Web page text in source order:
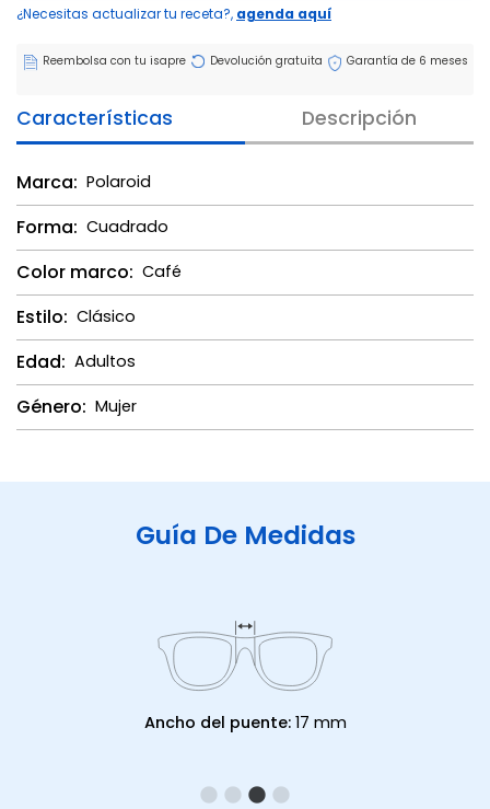
¿Necesitas actualizar tu receta?, agenda aquí
Reembolsa con tu isapre Devolución gratuita Garantía de 6 meses
Características Descripción
Marca: Polaroid
Forma: Cuadrado
Color marco: Café
Estilo: Clásico
Edad: Adultos
Género: Mujer
Guía De Medidas
Ancho del puente: 17 mm